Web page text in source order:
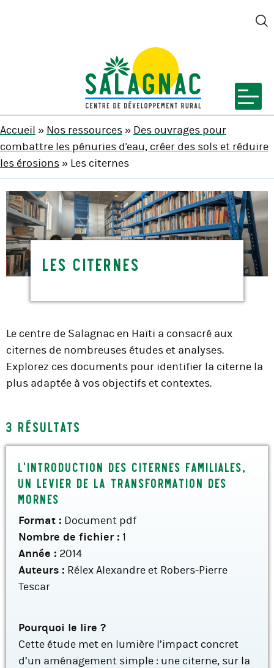
SALAGNAC
Accueil » Nos ressources» Des ouvrages pour
combattre les pénuries d'eau, créer des sols et réduire
les érosions» Les citernes
Les citernes
Le centre de Salagnac en Haïti a consacré aux
citernes de nombreuses études et analyses.
Explorez ces documents pour identifier la citerne la
plus adaptée à vos objectifs et contextes.
3 résultats
L’introduction des citernes familiales,
un levier de la transformation des
mornes
Format : Document pdf
Nombre de fichier : 1
Année : 2014
Auteurs : Rélex Alexandre et Robers-Pierre
Tescar
Pourquoi le lire ?
Cette étude met en lumière l’impact concret
d’un aménagement simple : une citerne, sur la